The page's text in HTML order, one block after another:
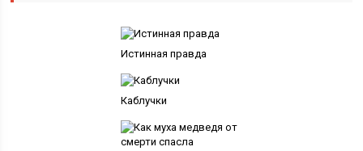
Истинная правда
Каблучки